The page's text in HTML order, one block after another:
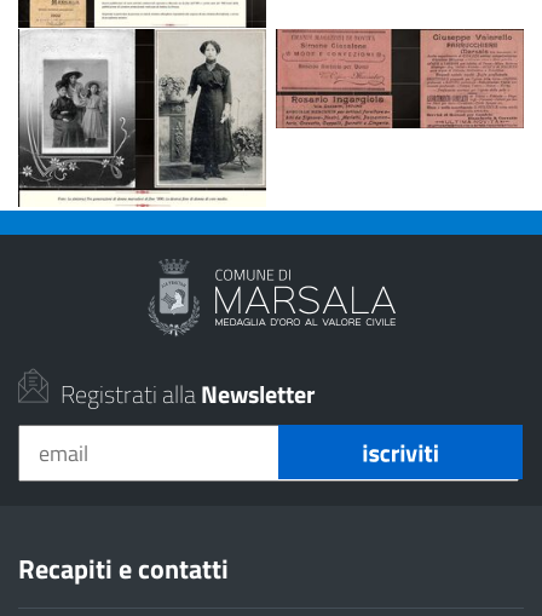
Registrati allaNewsletter
Recapiti e contatti